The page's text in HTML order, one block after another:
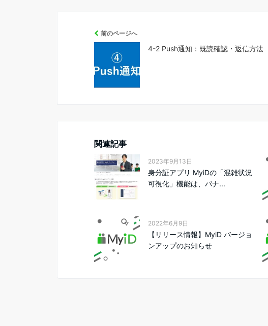
前のページへ
4-2 Push通知：既読確認・返信方法
関連記事
2023年9月13日
身分証アプリ MyiDの「混雑状況
可視化」機能は、パナ...
2022年6月9日
【リリース情報】MyiD バージョ
ンアップのお知らせ